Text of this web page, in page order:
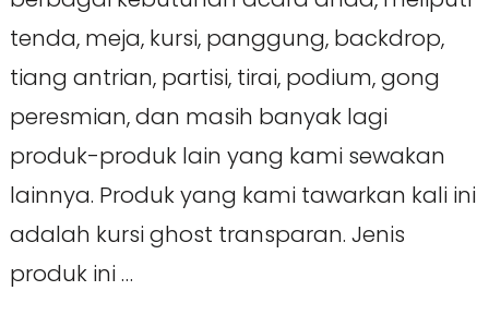
tenda, meja, kursi, panggung, backdrop,
tiang antrian, partisi, tirai, podium, gong
peresmian, dan masih banyak lagi
produk-produk lain yang kami sewakan
lainnya. Produk yang kami tawarkan kali ini
adalah kursi ghost transparan. Jenis
produk ini …